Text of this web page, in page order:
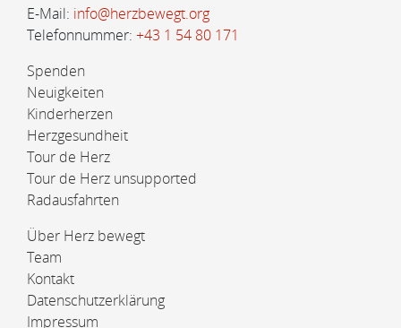
E-Mail: info@herzbewegt.org
Telefonnummer: +43 1 54 80 171
Spenden
Neuigkeiten
Kinderherzen
Herzgesundheit
Tour de Herz
Tour de Herz unsupported
Radausfahrten
Über Herz bewegt
Team
Kontakt
Datenschutzerklärung
Impressum